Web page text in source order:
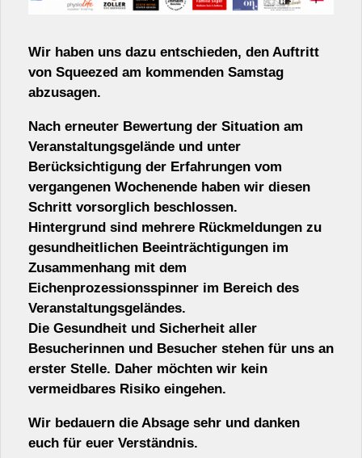
Wir haben uns dazu entschieden, den Auftritt
von Squeezed am kommenden Samstag
abzusagen.
Nach erneuter Bewertung der Situation am
Veranstaltungsgelände und unter
Berücksichtigung der Erfahrungen vom
vergangenen Wochenende haben wir diesen
Schritt vorsorglich beschlossen.
Hintergrund sind mehrere Rückmeldungen zu
gesundheitlichen Beeinträchtigungen im
Zusammenhang mit dem
Eichenprozessionsspinner im Bereich des
Veranstaltungsgeländes.
Die Gesundheit und Sicherheit aller
Besucherinnen und Besucher stehen für uns an
erster Stelle. Daher möchten wir kein
vermeidbares Risiko eingehen.
Wir bedauern die Absage sehr und danken
euch für euer Verständnis.